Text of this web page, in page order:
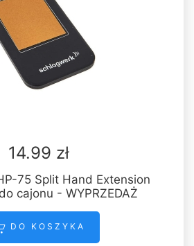
14.99 zł
75 Split Hand Extension
cajonu - WYPRZEDAŻ
DO KOSZYKA